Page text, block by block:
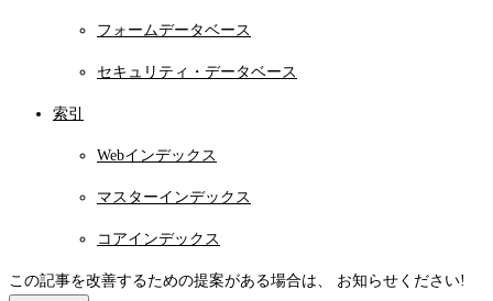
フォームデータベース
セキュリティ・データベース
索引
Webインデックス
マスターインデックス
コアインデックス
この記事を改善するための提案がある場合は、 お知らせください!